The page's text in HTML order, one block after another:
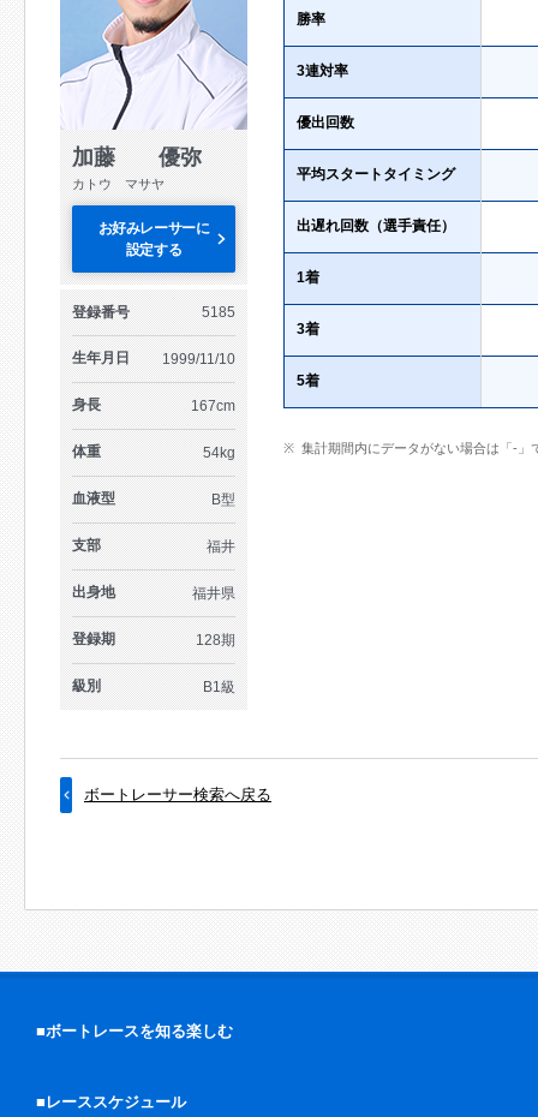
加藤 優弥
カトウ マサヤ
お好みレーサーに
設定する
登録番号 5185
生年月日 1999/11/10
身長 167cm
体重 54kg
血液型 B型
支部 福井
出身地 福井県
登録期 128期
級別 B1級
勝率
3連対率
優出回数
平均スタートタイミング
出遅れ回数（選手責任）
1着
3着
5着
集計期間内にデータがない場合は「-」
ボートレーサー検索へ戻る
■ボートレースを知る楽しむ
■レーススケジュール